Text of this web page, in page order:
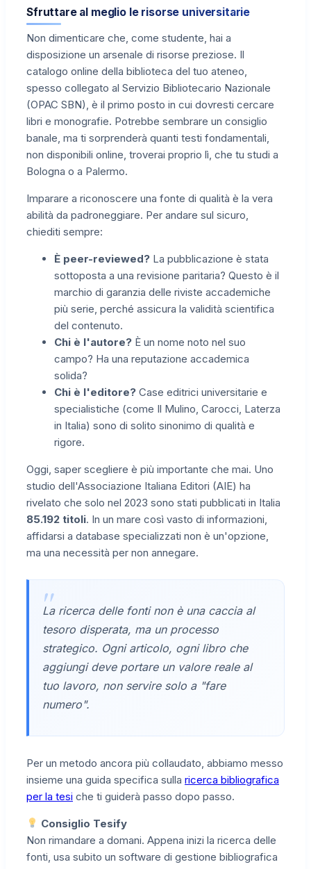
Sfruttare al meglio le risorse universitarie
Non dimenticare che, come studente, hai a
disposizione un arsenale di risorse preziose. Il
catalogo online della biblioteca del tuo ateneo,
spesso collegato al Servizio Bibliotecario Nazionale
(OPAC SBN), è il primo posto in cui dovresti cercare
libri e monografie. Potrebbe sembrare un consiglio
banale, ma ti sorprenderà quanti testi fondamentali,
non disponibili online, troverai proprio lì, che tu studi a
Bologna o a Palermo.
Imparare a riconoscere una fonte di qualità è la vera
abilità da padroneggiare. Per andare sul sicuro,
chiediti sempre:
È peer-reviewed? La pubblicazione è stata
sottoposta a una revisione paritaria? Questo è il
marchio di garanzia delle riviste accademiche
più serie, perché assicura la validità scientifica
del contenuto.
Chi è l'autore? È un nome noto nel suo
campo? Ha una reputazione accademica
solida?
Chi è l'editore? Case editrici universitarie e
specialistiche (come Il Mulino, Carocci, Laterza
in Italia) sono di solito sinonimo di qualità e
rigore.
Oggi, saper scegliere è più importante che mai. Uno
studio dell'Associazione Italiana Editori (AIE) ha
rivelato che solo nel 2023 sono stati pubblicati in Italia
85.192 titoli. In un mare così vasto di informazioni,
affidarsi a database specializzati non è un'opzione,
ma una necessità per non annegare.
La ricerca delle fonti non è una caccia al
tesoro disperata, ma un processo
strategico. Ogni articolo, ogni libro che
aggiungi deve portare un valore reale al
tuo lavoro, non servire solo a "fare
numero".
Per un metodo ancora più collaudato, abbiamo messo
insieme una guida specifica sulla ricerca bibliografica
per la tesi che ti guiderà passo dopo passo.
Consiglio Tesify
Non rimandare a domani. Appena inizi la ricerca delle
fonti, usa subito un software di gestione bibliografica